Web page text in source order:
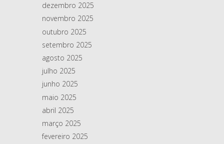
dezembro 2025
novembro 2025
outubro 2025
setembro 2025
agosto 2025
julho 2025
junho 2025
maio 2025
abril 2025
março 2025
fevereiro 2025